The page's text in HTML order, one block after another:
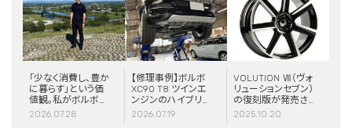
「少なく消費し、豊か
に暮らす」という価
値観。私がボルボと
スウェーデンに惹か
2026.07.28
【修理事例】ボルボ
XC90 T8 ツインエ
ンジンのハイブリッ
ドシステム故障・
2026.07.19
VOLUTION Ⅶ（ヴォ
リューションセブン）
の復刻版が発売さ
れました！
2025.10.20